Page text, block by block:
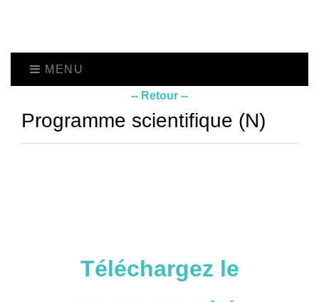
MENU
-- Retour --
Programme scientifique (N)
Téléchargez le